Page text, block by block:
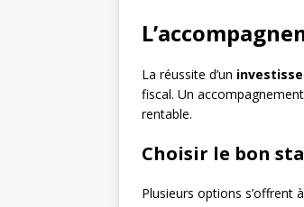
La réussite d’un
fiscal. Un
rentable.
Choisir le bon
Plusieurs options s’offrent